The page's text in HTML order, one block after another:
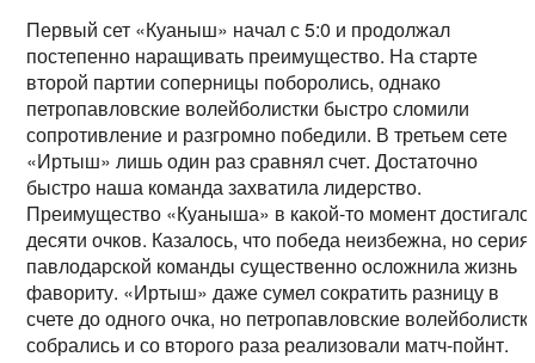
Первый сет «Куаныш» начал с 5:0 и продолжал
постепенно наращивать преимущество. На старте
второй партии соперницы поборолись, однако
петропавловские волейболистки быстро сломили
сопротивление и разгромно победили. В третьем сете
«Иртыш» лишь один раз сравнял счет. Достаточно
быстро наша команда захватила лидерство.
Преимущество «Куаныша» в какой-то момент достигало
десяти очков. Казалось, что победа неизбежна, но серия
павлодарской команды существенно осложнила жизнь
фавориту. «Иртыш» даже сумел сократить разницу в
счете до одного очка, но петропавловские
собрались и со второго раза реализовали матч-пойнт.